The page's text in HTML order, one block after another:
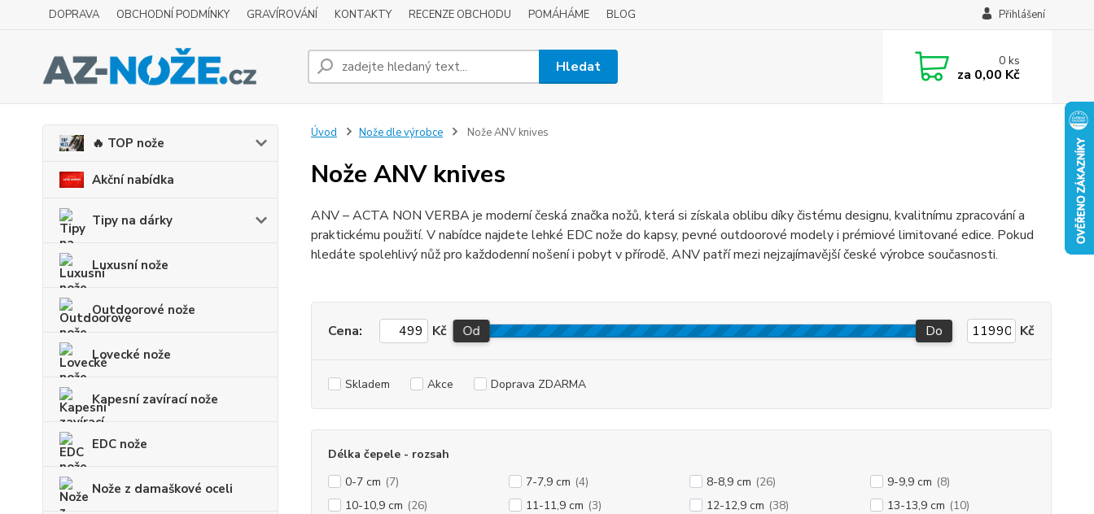
DOPRAVA OBCHODNÍ PODMÍNKY GRAVÍROVÁNÍ KONTAKTY RECENZE OBCHODU POMÁHÁME BLOG Přihlášení
Hledat 0ks
za 0,00 Kč
🔥 TOP nože
Akční nabídka
Tipy na dárky
Luxusní nože
Outdoorové nože
Lovecké nože
Kapesní zavírací nože
EDC nože
Nože z damaškové oceli
Úvod Nože dle výrobce Nože ANV knives
Nože ANV knives
ANV – ACTA NON VERBA je moderní česká značka nožů, která si získala oblibu díky čistému designu, kvalitnímu zpracování a
praktickému použití. V nabídce najdete lehké EDC nože do kapsy, pevné outdoorové modely i prémiové limitované edice. Pokud
hledáte spolehlivý nůž pro každodenní nošení i pobyt v přírodě, ANV patří mezi nejzajímavější české výrobce současnosti.
Cena: Kč Od Do Kč
Skladem Akce Doprava ZDARMA
Délka čepele - rozsah
0-7 cm (7) 7-7,9 cm (4) 8-8,9 cm (26) 9-9,9 cm (8)
10-10,9 cm (26) 11-11,9 cm (3) 12-12,9 cm (38) 13-13,9 cm (10)